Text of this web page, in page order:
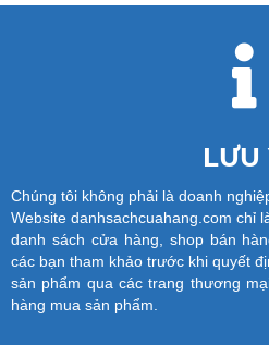
LƯU
Chúng tôi không phải là doanh
Website danhsachcuahang.com chỉ
danh sách cửa hàng, shop bán
các bạn tham khảo trước khi quyết
sản phẩm qua các trang thương
hàng mua sản phẩm.